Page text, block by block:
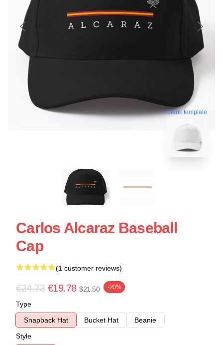
blank template
Carlos Alcaraz Baseball
Cap
(1 customer reviews)
€24.73 €19.78 $21.50 -20%
Type
Snapback Hat
Bucket Hat
Beanie
Style